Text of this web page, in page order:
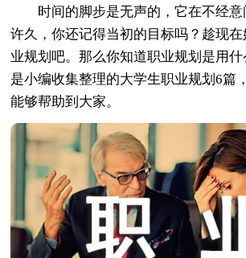
时间的脚步是无声的，它在不经意
许久，你还记得当初的目标吗？趁现
业规划吧。那么你知道职业规划是用
是小编收集整理的大学生职业规划6篇
能够帮助到大家。